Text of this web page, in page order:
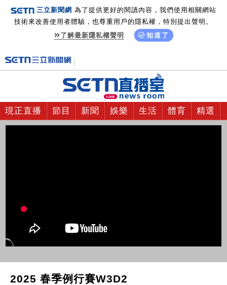
三立新聞網 為了提供更好的閱讀內容，我們使用相關網站
技術來改善使用者體驗，也尊重用戶的隱私權，特別提出聲明。
了解最新隱私權聲明
知道了
現正直播 節目 新聞 娛樂 生活 體育 精選
2025 春季例行賽W3D2